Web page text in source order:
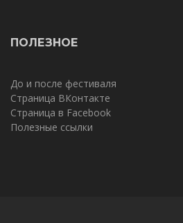
ПОЛЕЗНОЕ
До и после фестиваля
Страница ВКонтакте
Страница в Facebook
Полезные ссылки